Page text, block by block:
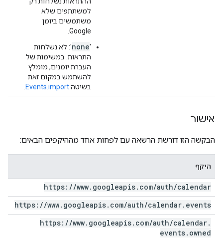
למשתתפים שלא
משתמשים ביומן
Google.
'
none': לא נשלחות
התראות. במשימות של
העברת יומנים, מומלץ
להשתמש במקום זאת
בשיטהEvents.import
אישור
הבקשה הזו דורשת הרשאה עם לפחות אחד מההיקפים הבאים:
היקף
https: //www. googleapis. com/auth/calendar
https: //www. googleapis. com/auth/calendar. events
https: //www. googleapis. com/auth/calendar.
events. owned